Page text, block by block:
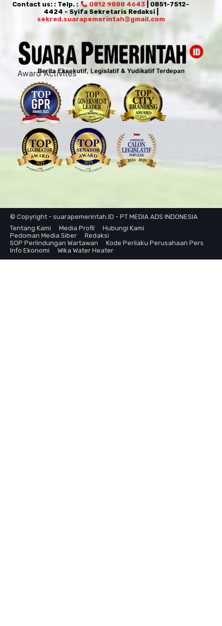
Contact us: : Telp. : 0812 9888 4643 | 0851-7512-
4424 - Syifa Sekretaris Redaksi |
sekred.suarapemerintah@gmail.com
Award Activites
© Copyright - suarapemerintah.ID - PT MEDIA ADS INDONESIA
Tentang Kami
Media Profil
Hubungi Kami
Pedoman Media Siber
Redaksi
SOP Perlindungan Wartawan
Kode Perilaku Perusahaan Pers
Info Ekonomi
Wika Water Heater